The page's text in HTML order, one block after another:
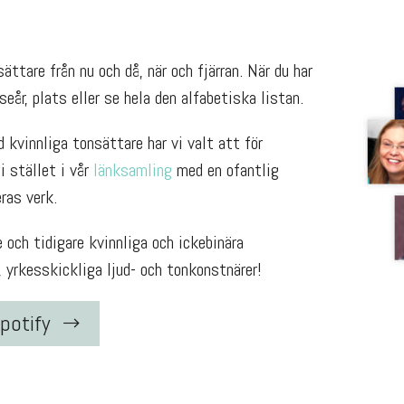
från nu och då, när och fjärran. När du har
plats eller se hela den alfabetiska listan.
kvinnliga tonsättare har vi valt att för
i stället i vår länksamling med en ofantlig
verk.
och tidigare kvinnliga och ickebinära
ljud- och tonkonstnärer!